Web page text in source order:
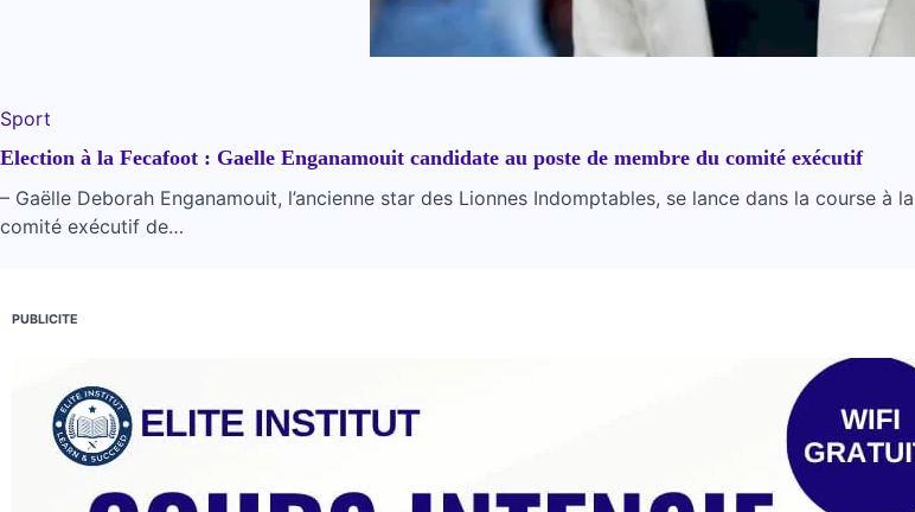
Sport
Election à la Fecafoot : Gaelle Enganamouit candidate au poste de membre du comité exécutif
– Gaëlle Deborah Enganamouit, l’ancienne star des Lionnes Indomptables, se lance dans la course
comité exécutif de…
PUBLICITE